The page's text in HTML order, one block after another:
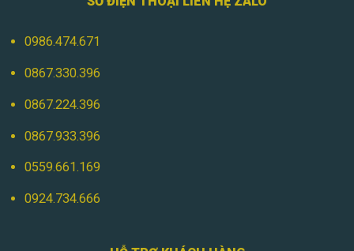
0986.474.671
0867.330.396
0867.224.396
0867.933.396
0559.661.169
0924.734.666